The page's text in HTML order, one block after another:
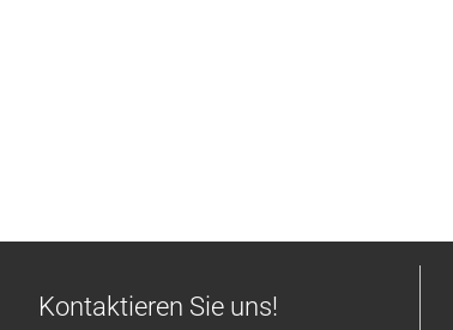
Kontaktieren Sie uns!